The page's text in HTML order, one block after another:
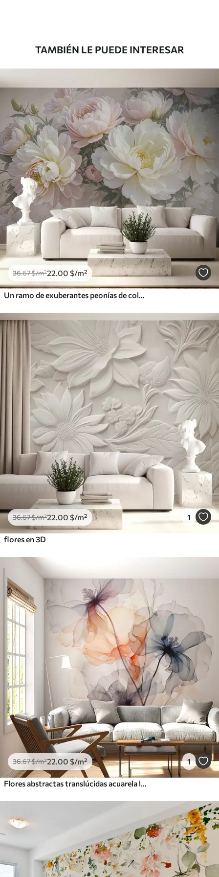
Vinilo Premium
48.3329.00$/m²
TAMBIÉN LE PUEDE INTERESAR
36.67$/m²22 .00 $/m²
36.67$/m²22 .00 $/m² 1
flores en 3D
36.67$/m²22 .00 $/m² 1